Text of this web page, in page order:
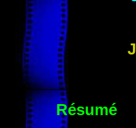
Résumé